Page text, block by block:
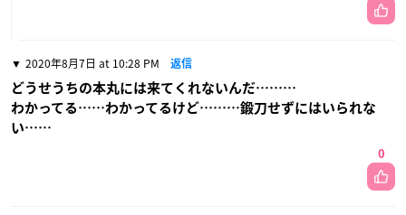
2020年8月7日 at 10:28 PM 返信
どうせうちの本丸には来てくれないんだ………
わかってる……わかってるけど………鍛刀せずにはいられな
い……
0